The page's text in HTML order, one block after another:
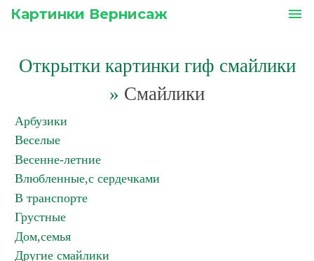
Картинки Вернисаж menu
Открытки картинки гиф смайлики
» Смайлики
Арбузики
Веселые
Весенне-летние
Влюбленные,с сердечками
В транспорте
Грустные
Дом,семья
Другие смайлики